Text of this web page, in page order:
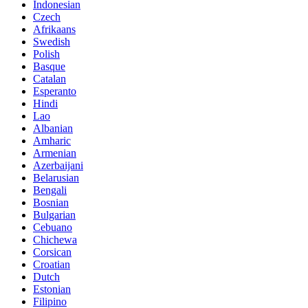
Indonesian
Czech
Afrikaans
Swedish
Polish
Basque
Catalan
Esperanto
Hindi
Lao
Albanian
Amharic
Armenian
Azerbaijani
Belarusian
Bengali
Bosnian
Bulgarian
Cebuano
Chichewa
Corsican
Croatian
Dutch
Estonian
Filipino